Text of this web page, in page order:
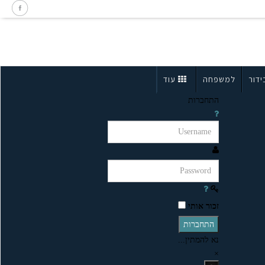
למשפחה עוד
התחברות
זכור אותי
התחברות
נא להמתין...
×